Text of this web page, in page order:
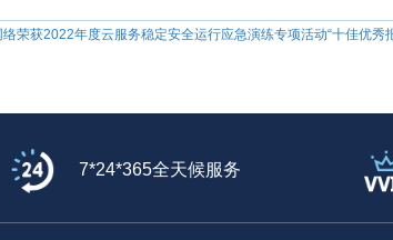
荣获2022年度云服务稳定安全运行应急演练专项活动“十佳优秀
7*24*365全天候服务